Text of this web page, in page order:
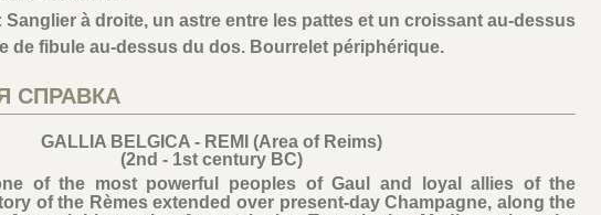
Sanglier à droite, un astre entre les pattes et un croissant au-dessus
de fibule au-dessus du dos. Bourrelet périphérique.
СПРАВКА
GALLIA BELGICA - REMI (Area of Reims)
(2nd - 1st century BC)
of the most powerful peoples of Gaul and loyal allies of the
of the Rèmes extended over present-day Champagne, along the